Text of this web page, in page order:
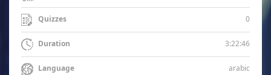
Quizzes 0
Duration 3:22:46
Language arabic